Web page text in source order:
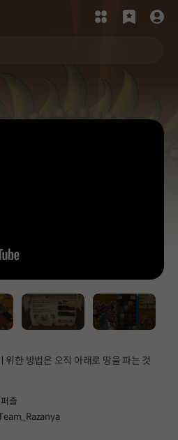
한 방법은 오직 아래로 땅을 파는 것
퍼즐